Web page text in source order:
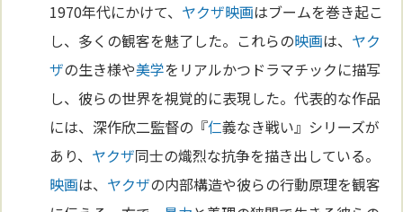
1970年代にかけて、 ヤクザ映画はブームを巻き起こ
し、多くの観客を魅了した。これらの映画は、 ヤク
ザの生き様や美学をリアルかつドラマチックに描写
し、彼らの世界を視覚的に表現した。代表的な作品
には、深作欣二監督の『仁義なき戦い』シリーズが
あり、 ヤクザ同士の熾烈な抗争を描き出している。
映画は、 ヤクザの内部構造や彼らの行動原理を観客